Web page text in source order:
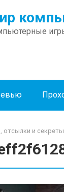
отсылки и